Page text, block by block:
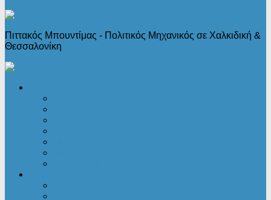
Πιττακός Μπουντίμας - Πολιτικός Μηχανικός σε Χαλκιδική &
Θεσσαλονίκη